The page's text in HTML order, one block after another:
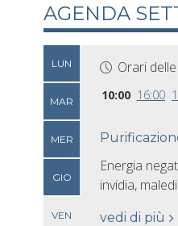
AGENDA
LUN
MAR
MER
GIO
VEN
Orari
10:00 16:00
Energia
invidia,
vedi di più